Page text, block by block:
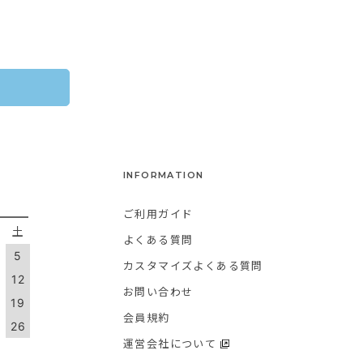
土
5
12
19
26
INFORMATION
ご利用ガイド
よくある質問
カスタマイズよくある質問
お問い合わせ
会員規約
運営会社について